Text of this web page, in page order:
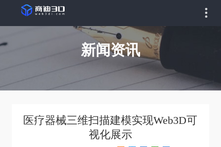
新闻资讯
医疗器械三维扫描建模实现Web3D可
视化展示